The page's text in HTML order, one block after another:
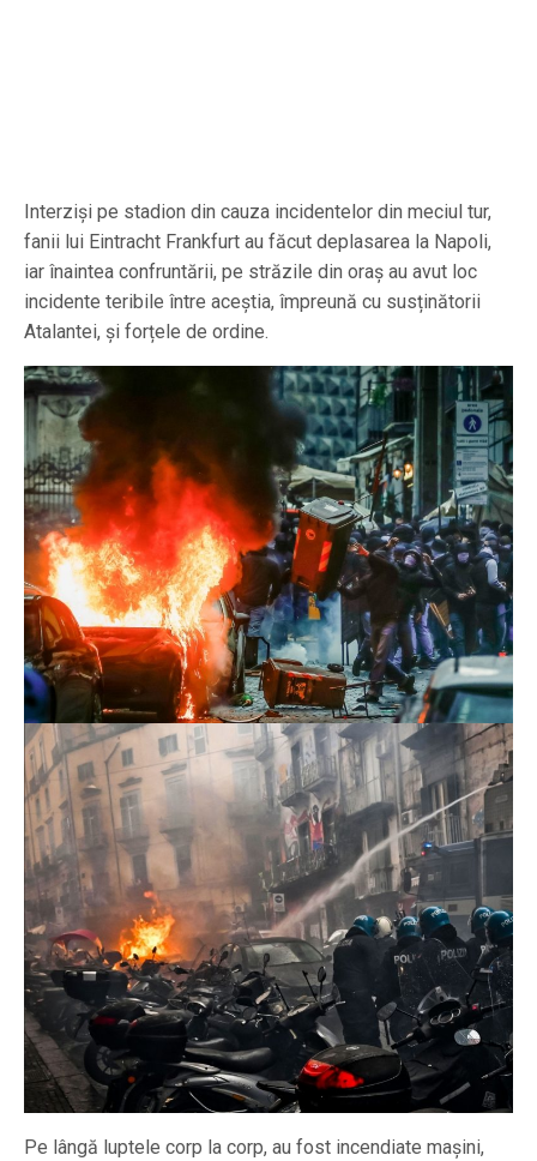
Interziși pe stadion din cauza incidentelor din meciul tur,
fanii lui Eintracht Frankfurt au făcut deplasarea la Napoli,
iar înaintea confruntării, pe străzile din oraș au avut loc
incidente teribile între aceștia, împreună cu susținătorii
Atalantei, și forțele de ordine.
Pe lângă luptele corp la corp, au fost incendiate mașini,